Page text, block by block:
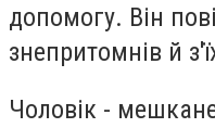
допомогу. Він
знепритомнів й
Чоловік -